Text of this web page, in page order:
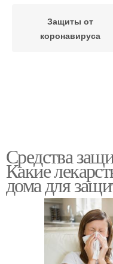
Защиты от
коронавируса
Средства
Какие
дома для